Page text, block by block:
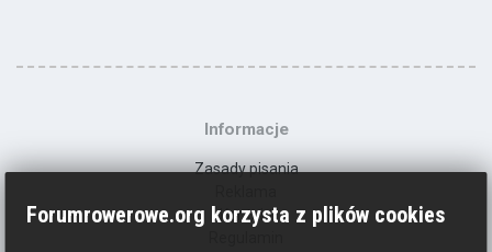
Informacje
Zasady pisania
Kontakt
Forumrowerowe.org korzysta z plików cookies